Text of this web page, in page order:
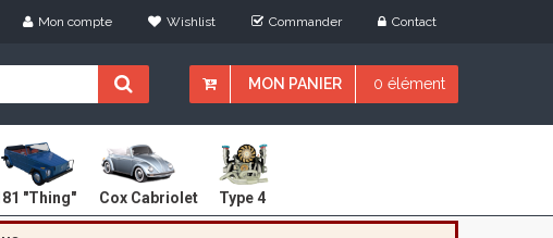
Mon compte Wishlist Commander Contact
MON PANIER 0 élément
"Thing" Cox Cabriolet Type 4